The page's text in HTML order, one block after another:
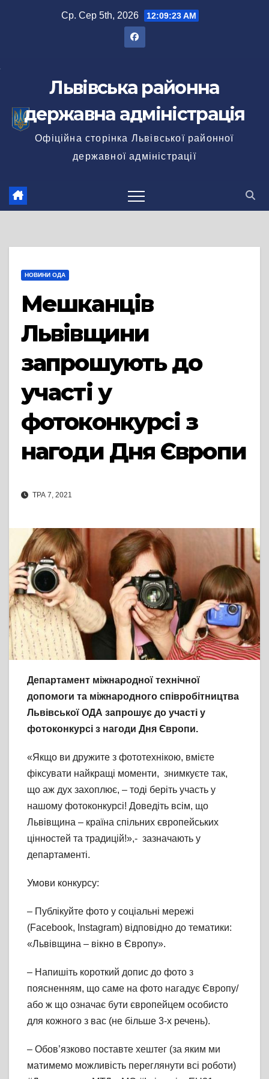
Ср. Сер 5th, 2026 12:09:23 AM
Львівська районна
державна адміністрація
Офіційна сторінка Львівської районної
державної адміністрації
НОВИНИ ОДА
Мешканців
Львівщини
запрошують до
участі у
фотоконкурсі з
нагоди Дня Європи
ТРА 7, 2021
Департамент міжнародної технічної
допомоги та міжнародного співробітництва
Львівської ОДА запрошує до участі у
фотоконкурсі з нагоди Дня Європи.
«Якщо ви дружите з фототехнікою, вмієте
фіксувати найкращі моменти, знимкуєте так,
що аж дух захоплює, – тоді беріть участь у
нашому фотоконкурсі! Доведіть всім, що
Львівщина – країна спільних європейських
цінностей та традицій!»,- зазначають у
департаменті.
Умови конкурсу:
– Публікуйте фото у соціальні мережі
(Facebook, Instagram) відповідно до тематики:
«Львівщина – вікно в Європу».
– Напишіть короткий допис до фото з
поясненням, що саме на фото нагадує Європу/
або ж що означає бути європейцем особисто
для кожного з вас (не більше 3-х речень).
– Обов’язково поставте хештег (за яким ми
матимемо можливість переглянути всі роботи)